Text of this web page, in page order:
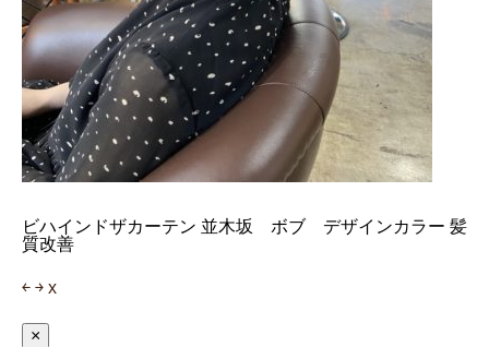
ビハインドザカーテン 並木坂 ボブ デザインカラー 髪
質改善
￩ ￫ x
×